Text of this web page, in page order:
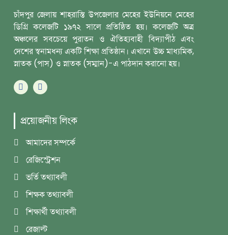
চাঁদপুর জেলায় শাহ্‌রাস্তি উপজেলার মেহের ইউনিয়নে মেহের
ডিগ্রি কলেজটি ১৯৭২ সালে প্রতিষ্ঠিত হয়। কলেজটি অত্র
অঞ্চলের সবচেয়ে পুরাতন ও ঐতিহ্যবাহী বিদ্যাপীঠ এবং
দেশের স্বনামধন্য একটি শিক্ষা প্রতিষ্ঠান। এখানে উচ্চ মাধ্যমিক,
স্নাতক (পাস) ও স্নাতক (সম্মান)-এ পাঠদান করানো হয়।
প্রয়োজনীয় লিংক
আমাদের সম্পর্কে
রেজিস্ট্রেশন
ভর্তি তথ্যাবলী
শিক্ষক তথ্যাবলী
শিক্ষার্থী তথ্যাবলী
রেজাল্ট